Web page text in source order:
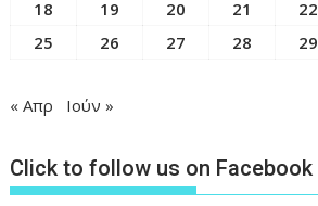
18
19 20 21 22
25
26 27 28 29
« Απρ Ιούν »
Click to follow us on Facebook